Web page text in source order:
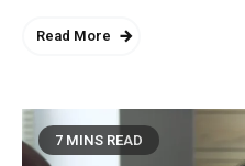
Read More
7 MINS READ